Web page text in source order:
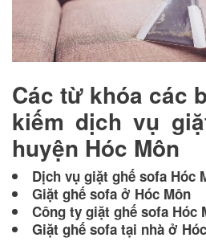
Các từ khóa các
kiếm dịch vụ
huyện Hóc Môn
Dịch vụ giặt ghế sofa Hóc
Giặt ghế sofa ở Hóc Môn
Công ty giặt ghế sofa Hóc
Giặt ghế sofa tại nhà ở